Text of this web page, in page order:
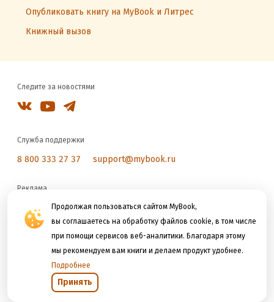
Продолжая пользоваться сайтом MyBook,
вы соглашаетесь на обработку файлов cookie, в том числе
при помощи сервисов веб-аналитики. Благодаря этому
мы рекомендуем вам книги и делаем продукт удобнее.
Подробнее
Принять
Опубликовать книгу на MyBook и Литрес
Книжный вызов
Следите за новостями
Служба поддержки
8 800 333 27 37 support@mybook.ru
Реклама
reklama@litres.ru
Мы принимаем к оплате
Открыть в приложении